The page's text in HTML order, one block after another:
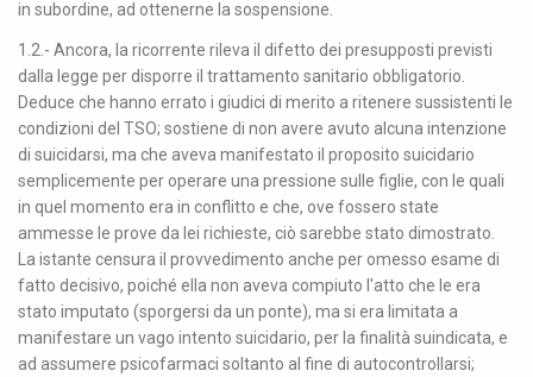
in subordine, ad ottenerne la sospensione.
1.2.- Ancora, la ricorrente rileva il difetto dei presupposti previsti
dalla legge per disporre il trattamento sanitario obbligatorio.
Deduce che hanno errato i giudici di merito a ritenere sussistenti le
condizioni del TSO; sostiene di non avere avuto alcuna intenzione
di suicidarsi, ma che aveva manifestato il proposito suicidario
semplicemente per operare una pressione sulle figlie, con le quali
in quel momento era in conflitto e che, ove fossero state
ammesse le prove da lei richieste, ciò sarebbe stato dimostrato.
La istante censura il provvedimento anche per omesso esame di
fatto decisivo, poiché ella non aveva compiuto l'atto che le era
stato imputato (sporgersi da un ponte), ma si era limitata a
manifestare un vago intento suicidario, per la finalità suindicata, e
ad assumere psicofarmaci soltanto al fine di autocontrollarsi;